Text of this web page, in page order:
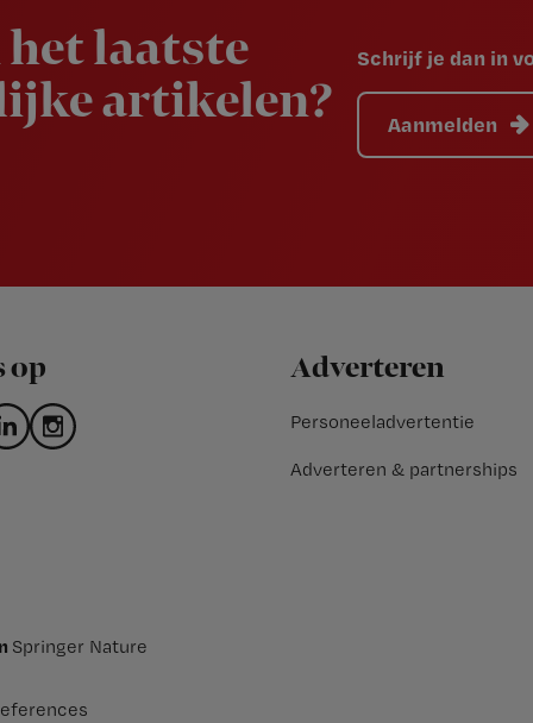
laatste
artikelen?
Schrijf je dan in
Aanmelden
op Adverteren
Personeeladvertentie
Adverteren & partnerships
Springer Nature